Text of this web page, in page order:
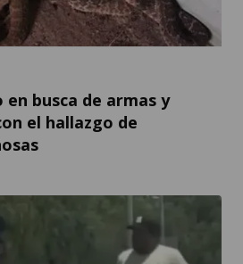
busca de armas y
el hallazgo de